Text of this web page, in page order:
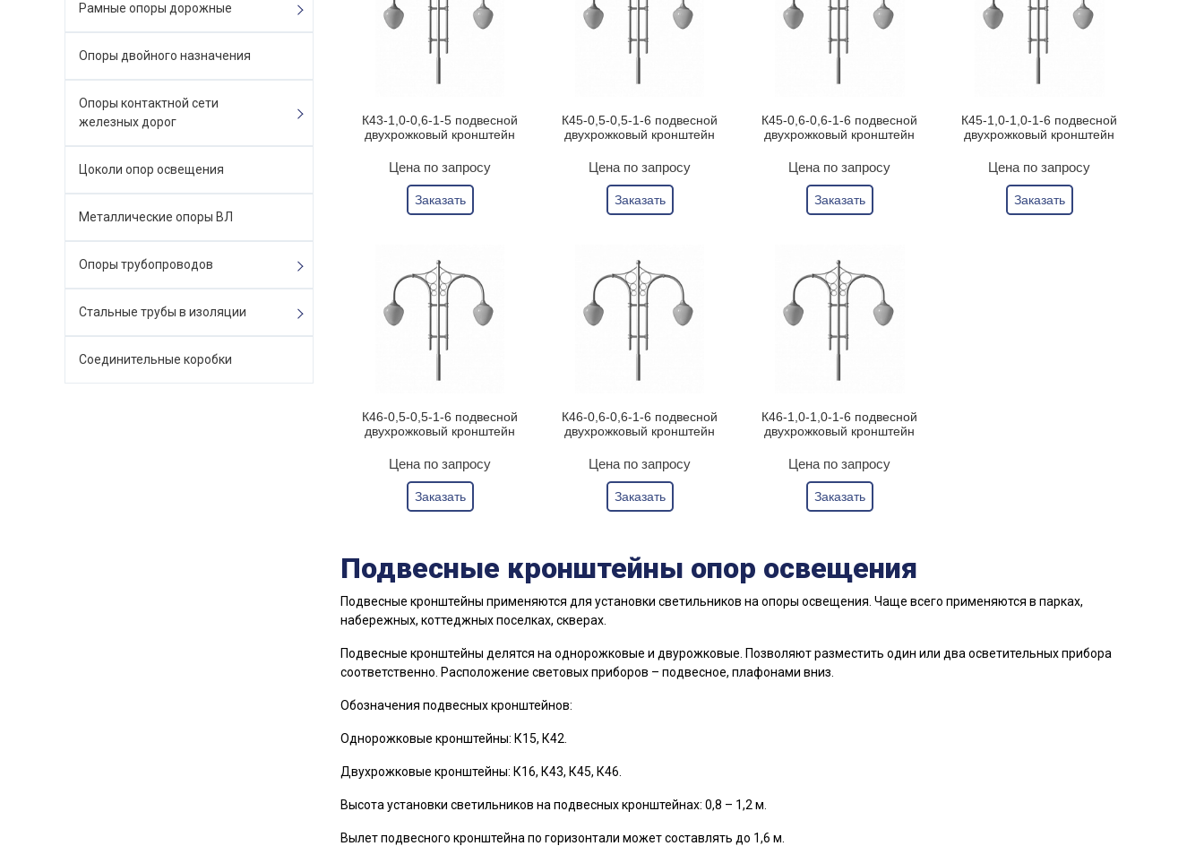
Рамные опоры дорожные
Опоры двойного назначения
Опоры контактной сети
железных дорог
Цоколи опор освещения
Металлические опоры ВЛ
Опоры трубопроводов
Стальные трубы в изоляции
Соединительные коробки
К43-1,0-0,6-1-5 подвесной
двухрожковый кронштейн
Цена по запросу
Заказать
К45-0,5-0,5-1-6 подвесной
двухрожковый кронштейн
Цена по запросу
Заказать
К45-0,6-0,6-1-6 подвесной
двухрожковый кронштейн
Цена по запросу
Заказать
К45-1,0-1,0-1-6 подвесной
двухрожковый кронштейн
Цена по запросу
Заказать
К46-0,5-0,5-1-6 подвесной
двухрожковый кронштейн
Цена по запросу
Заказать
К46-0,6-0,6-1-6 подвесной
двухрожковый кронштейн
Цена по запросу
Заказать
К46-1,0-1,0-1-6 подвесной
двухрожковый кронштейн
Цена по запросу
Заказать
Подвесные кронштейны опор освещения
Подвесные кронштейны применяются для установки светильников на опоры освещения. Чаще всего применяются в парках,
набережных, коттеджных поселках, скверах.
Подвесные кронштейны делятся на однорожковые и двурожковые. Позволяют разместить один или два осветительных прибора
соответственно. Расположение световых приборов – подвесное, плафонами вниз.
Обозначения подвесных кронштейнов:
Однорожковые кронштейны: К15, К42.
Двухрожковые кронштейны: К16, К43, К45, К46.
Высота установки светильников на подвесных кронштейнах: 0,8 – 1,2 м.
Вылет подвесного кронштейна по горизонтали может составлять до 1,6 м.